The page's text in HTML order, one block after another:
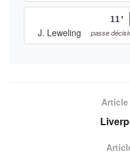
11'
J. Leweling
passe